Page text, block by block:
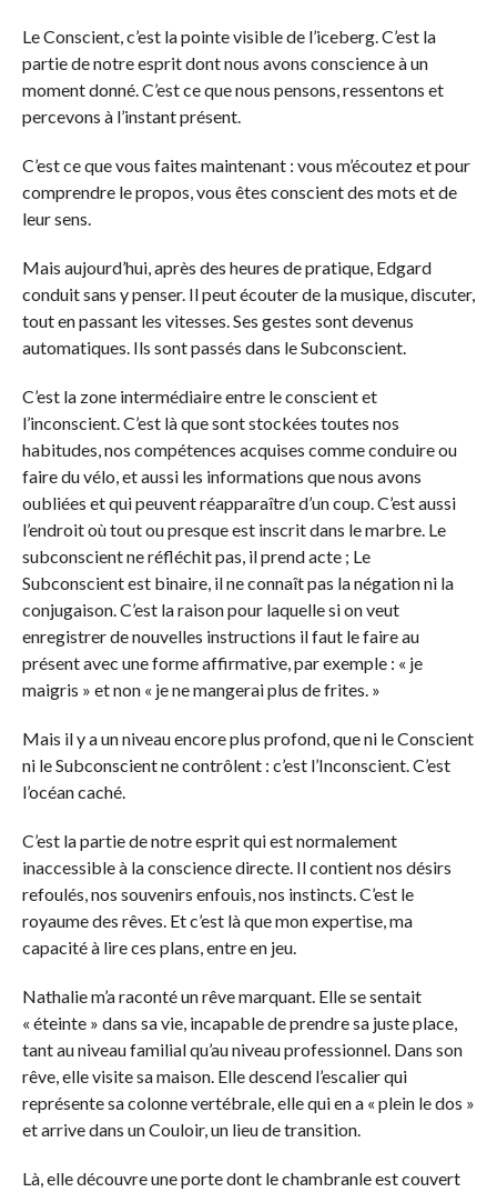
Le Conscient, c’est la pointe visible de l’iceberg. C’est la
partie de notre esprit dont nous avons conscience à un
moment donné. C’est ce que nous pensons, ressentons et
percevons à l’instant présent.
C’est ce que vous faites maintenant : vous m’écoutez et pour
comprendre le propos, vous êtes conscient des mots et de
leur sens.
Mais aujourd’hui, après des heures de pratique, Edgard
conduit sans y penser. Il peut écouter de la musique, discuter,
tout en passant les vitesses. Ses gestes sont devenus
automatiques. Ils sont passés dans le Subconscient.
C’est la zone intermédiaire entre le conscient et
l’inconscient. C’est là que sont stockées toutes nos
habitudes, nos compétences acquises comme conduire ou
faire du vélo, et aussi les informations que nous avons
oubliées et qui peuvent réapparaître d’un coup. C’est aussi
l’endroit où tout ou presque est inscrit dans le marbre. Le
subconscient ne réfléchit pas, il prend acte ; Le
Subconscient est binaire, il ne connaît pas la négation ni la
conjugaison. C’est la raison pour laquelle si on veut
enregistrer de nouvelles instructions il faut le faire au
présent avec une forme affirmative, par exemple : « je
maigris » et non « je ne mangerai plus de frites. »
Mais il y a un niveau encore plus profond, que ni le Conscient
ni le Subconscient ne contrôlent : c’est l’Inconscient. C’est
l’océan caché.
C’est la partie de notre esprit qui est normalement
inaccessible à la conscience directe. Il contient nos désirs
refoulés, nos souvenirs enfouis, nos instincts. C’est le
royaume des rêves. Et c’est là que mon expertise, ma
capacité à lire ces plans, entre en jeu.
Nathalie m’a raconté un rêve marquant. Elle se sentait
« éteinte » dans sa vie, incapable de prendre sa juste place,
tant au niveau familial qu’au niveau professionnel. Dans son
rêve, elle visite sa maison. Elle descend l’escalier qui
représente sa colonne vertébrale, elle qui en a « plein le dos »
et arrive dans un Couloir, un lieu de transition.
Là, elle découvre une porte dont le chambranle est couvert